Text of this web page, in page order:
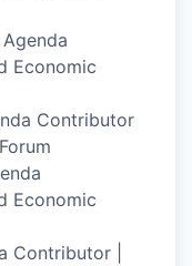
Economic
Contributor
Economic
Contributor |